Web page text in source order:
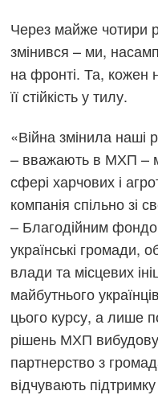
Через майже чотири
змінився – ми,
на фронті. Та, кожен
її стійкість у тилу.
«Війна змінила наші
– вважають в МХП –
сфері харчових і
компанія спільно зі
– Благодійним
українські громади,
влади та місцевих
майбутнього
цього курсу, а лише
рішень МХП
партнерство з
відчувають